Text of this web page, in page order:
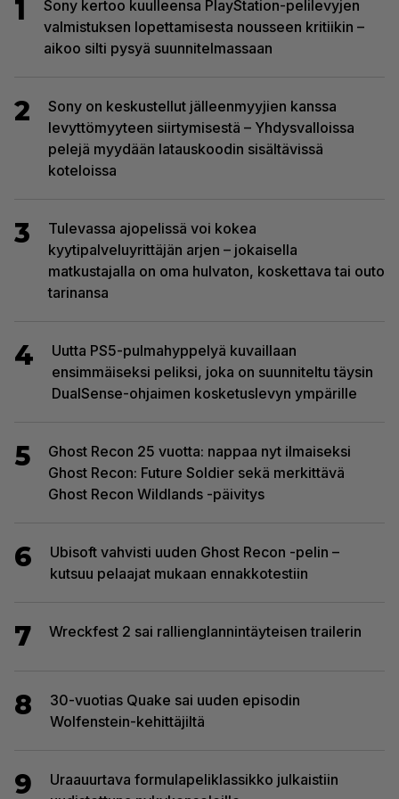
1
Sony kertoo kuulleensa PlayStation-pelilevyjen
valmistuksen lopettamisesta nousseen kritiikin –
aikoo silti pysyä suunnitelmassaan
2
Sony on keskustellut jälleenmyyjien kanssa
levyttömyyteen siirtymisestä – Yhdysvalloissa
pelejä myydään latauskoodin sisältävissä
koteloissa
3
Tulevassa ajopelissä voi kokea
kyytipalveluyrittäjän arjen – jokaisella
matkustajalla on oma hulvaton, koskettava tai outo
tarinansa
4
Uutta PS5-pulmahyppelyä kuvaillaan
ensimmäiseksi peliksi, joka on suunniteltu täysin
DualSense-ohjaimen kosketuslevyn ympärille
5
Ghost Recon 25 vuotta: nappaa nyt ilmaiseksi
Ghost Recon: Future Soldier sekä merkittävä
Ghost Recon Wildlands -päivitys
6
Ubisoft vahvisti uuden Ghost Recon -pelin –
kutsuu pelaajat mukaan ennakkotestiin
7 Wreckfest 2 sai rallienglannintäyteisen trailerin
8
30-vuotias Quake sai uuden episodin
Wolfenstein-kehittäjiltä
9
Uraauurtava formulapeliklassikko julkaistiin